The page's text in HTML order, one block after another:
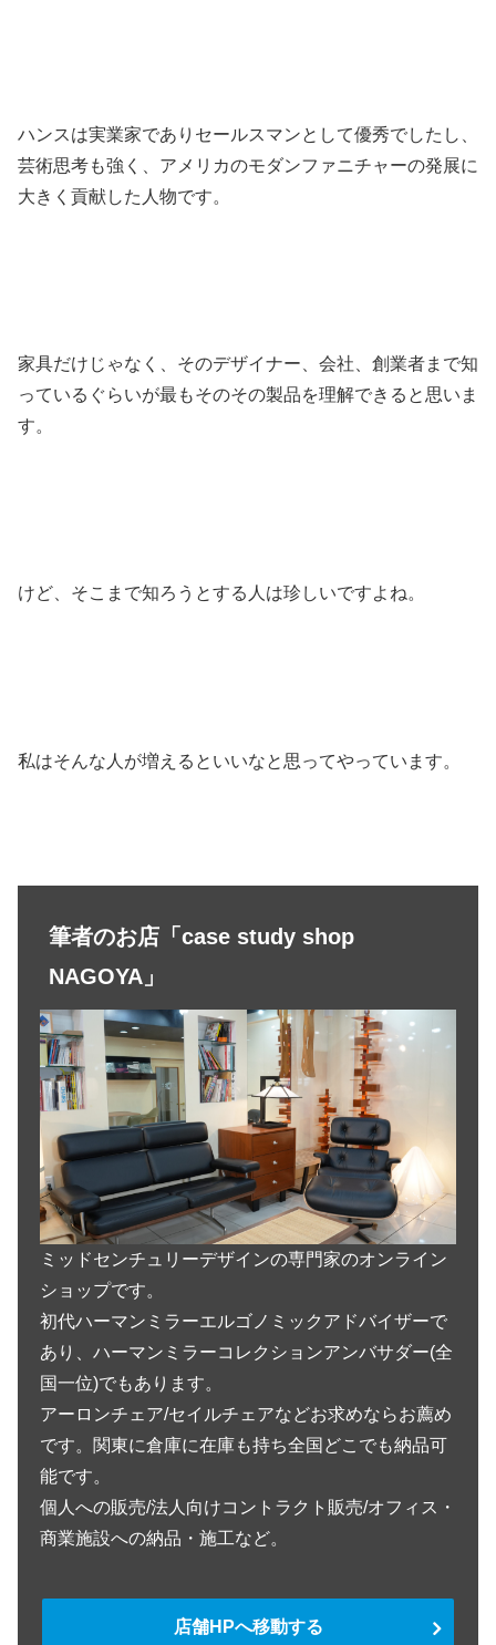
ハンスは実業家でありセールスマンとして優秀でしたし、
芸術思考も強く、アメリカのモダンファニチャーの発展に
大きく貢献した人物です。
家具だけじゃなく、そのデザイナー、会社、創業者まで知
っているぐらいが最もそのその製品を理解できると思いま
す。
けど、そこまで知ろうとする人は珍しいですよね。
私はそんな人が増えるといいなと思ってやっています。
筆者のお店「case study shop
NAGOYA」
ミッドセンチュリーデザインの専門家のオンライン
ショップです。
初代ハーマンミラーエルゴノミックアドバイザーで
あり、ハーマンミラーコレクションアンバサダー(全
国一位)でもあります。
アーロンチェア/セイルチェアなどお求めならお薦め
です。関東に倉庫に在庫も持ち全国どこでも納品可
能です。
個人への販売/法人向けコントラクト販売/オフィス・
商業施設への納品・施工など。
店舗HPへ移動する